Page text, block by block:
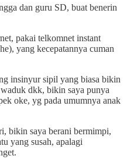
dan guru SD, buat benerin
pakai telkomnet instant
yang kecepatannya cuman
insinyur sipil yang biasa bikin
dkk, bikin saya punya
oke, yg pada umumnya anak
bikin saya berani bermimpi,
yang susah, apalagi